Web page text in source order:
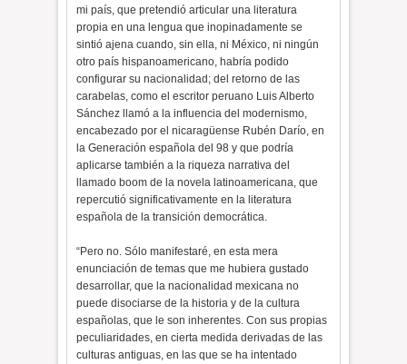
mi país, que pretendió articular una literatura
propia en una lengua que inopinadamente se
sintió ajena cuando, sin ella, ni México, ni ningún
otro país hispanoamericano, habría podido
configurar su nacionalidad; del retorno de las
carabelas, como el escritor peruano Luis Alberto
Sánchez llamó a la influencia del modernismo,
encabezado por el nicaragüense Rubén Darío, en
la Generación española del 98 y que podría
aplicarse también a la riqueza narrativa del
llamado boom de la novela latinoamericana, que
repercutió significativamente en la literatura
española de la transición democrática.
“Pero no. Sólo manifestaré, en esta mera
enunciación de temas que me hubiera gustado
desarrollar, que la nacionalidad mexicana no
puede disociarse de la historia y de la cultura
españolas, que le son inherentes. Con sus propias
peculiaridades, en cierta medida derivadas de las
culturas antiguas, en las que se ha intentado